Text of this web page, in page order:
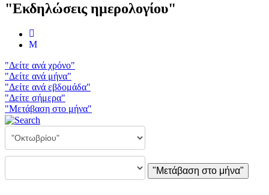
"Εκδηλώσεις ημερολογίου"
"Δείτε ανά χρόνο"
"Δείτε ανά μήνα"
"Δείτε ανά εβδομάδα"
"Δείτε σήμερα"
"Μετάβαση στο μήνα"
"Μετάβαση στο μήνα"